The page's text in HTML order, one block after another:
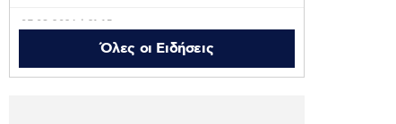
07.08.2026 | 21:15
Μαρίνα Βερνίκου έπιασε λαγοκέφαλο και
πόζαρε μαζί του: «Δεν υπάρχει λόγος να
φοβόμαστε τη θάλασσα» – Βίντεο
Όλες οι Ειδήσεις